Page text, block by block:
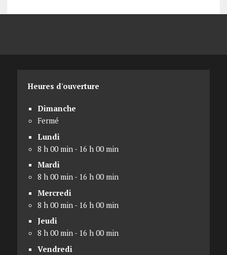
Heures d'ouverture
Dimanche
Fermé
Lundi
8 h 00 min - 16 h 00 min
Mardi
8 h 00 min - 16 h 00 min
Mercredi
8 h 00 min - 16 h 00 min
Jeudi
8 h 00 min - 16 h 00 min
Vendredi